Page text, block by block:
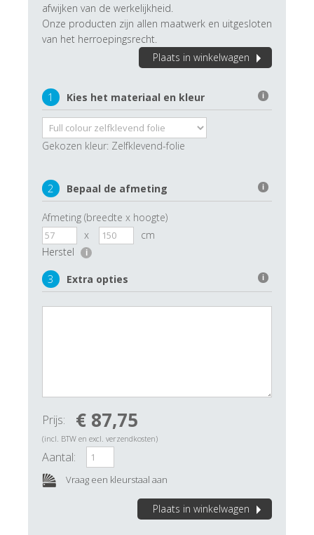
afwijken van de werkelijkheid.
Onze producten zijn allen maatwerk en uitgesloten
van het herroepingsrecht.
Plaats in winkelwagen
1 Kies het materiaal en kleur i
Gekozen kleur: Zelfklevend-folie
2 Bepaal de afmeting i
Afmeting (breedte x hoogte)
x
cm
Herstel
i
3 Extra opties i
Plaats in winkelwagen
Prijs: € 87,75
(incl. BTW en excl. verzendkosten)
Aantal:
Vraag een kleurstaal aan